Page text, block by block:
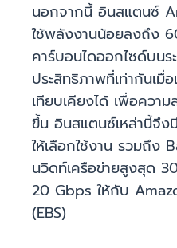
นอกจากนี้ อินสแตนซ์
ใช้พลังงานน้อยลงถึง
คาร์บอนไดออกไซด์บน
ประสิทธิภาพที่เท่ากันเ
เทียบเคียงได้ เพื่อควา
ขึ้น อินสแตนซ์เหล่านี้จึ
ให้เลือกใช้งาน รวมถึ
นวิดท์เครือข่ายสูงสุด
20 Gbps ให้กับ
(EBS)